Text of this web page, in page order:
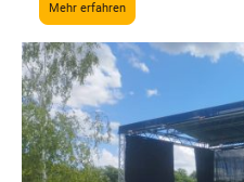
Mehr erfahren